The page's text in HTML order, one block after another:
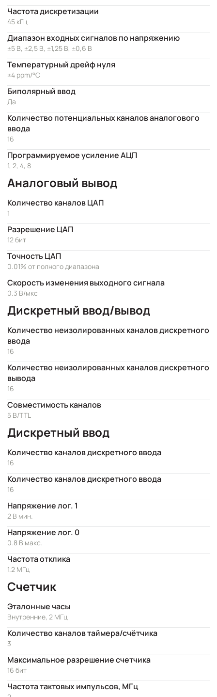
Частота дискретизации
45 кГц
Диапазон входных сигналов по напряжению
±5 В, ±2,5 В, ±1,25 В, ±0,6 В
Температурный дрейф нуля
±4 ppm/°C
Биполярный ввод
Да
Количество потенциальных каналов аналогового
ввода
16
Программируемое усиление АЦП
1, 2, 4, 8
Аналоговый вывод
Количество каналов ЦАП
1
Разрешение ЦАП
12 бит
Точность ЦАП
0.01% от полного диапазона
Скорость изменения выходного сигнала
0.3 В/мкс
Дискретный ввод/вывод
Количество неизолированных каналов дискретного
ввода
16
Количество неизолированных каналов дискретного
вывода
16
Совместимость каналов
5 В/TTL
Дискретный ввод
Количество каналов дискретного ввода
16
Количество каналов дискретного ввода
16
Напряжение лог. 1
2 В мин.
Напряжение лог. 0
0.8 В макс.
Частота отклика
1.2 МГц
Счетчик
Эталонные часы
Внутренние, 2 МГц
Количество каналов таймера/счётчика
3
Максимальное разрешение счетчика
16 бит
Частота тактовых импульсов, МГц